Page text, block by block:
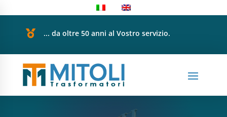
 ... da oltre 50 anni al Vostro servizio.